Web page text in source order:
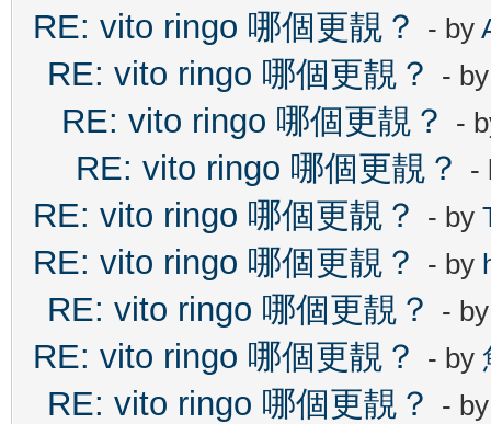
RE: vito ringo 哪個更靚？ - by
RE: vito ringo 哪個更靚？ -
RE: vito ringo 哪個更靚？ -
RE: vito ringo 哪個更靚？ -
RE: vito ringo 哪個更靚？ - by
RE: vito ringo 哪個更靚？ - by
RE: vito ringo 哪個更靚？ -
RE: vito ringo 哪個更靚？ - by
RE: vito ringo 哪個更靚？ -